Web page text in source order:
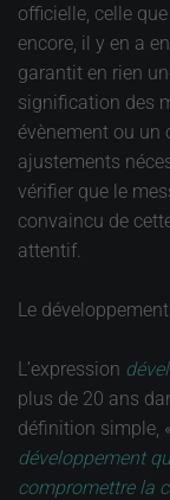
officielle, celle
encore, il y en a
garantit en rien
signification des
évènement ou un
ajustements
vérifier que le
convaincu de
attentif.
Le
L’expression
plus de 20 ans
définition simple, «
développement
compromettre la